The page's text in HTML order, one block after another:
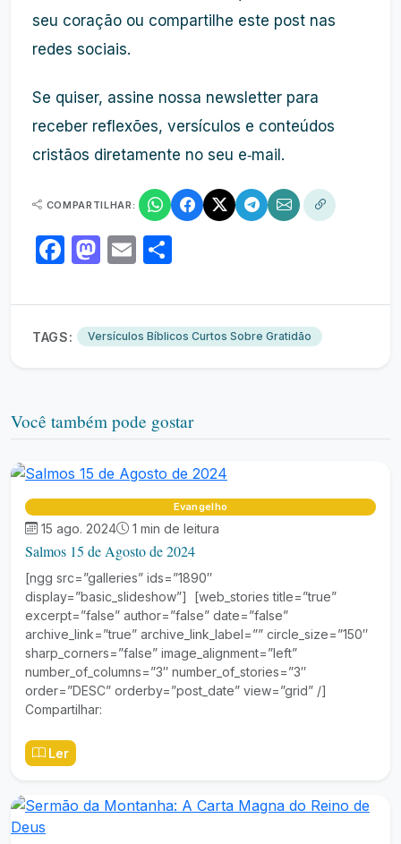
seu coração ou compartilhe este post nas
redes sociais.
Se quiser, assine nossa newsletter para
receber reflexões, versículos e conteúdos
cristãos diretamente no seu e‑mail.
COMPARTILHAR:
Facebook
Mastodon
Email
TAGS: Versículos Bíblicos Curtos Sobre Gratidão
Você também pode gostar
Evangelho
15 ago. 2024 1 min de leitura
Salmos 15 de Agosto de 2024
[ngg src=”galleries” ids=”1890″
display=”basic_slideshow”] [web_stories title=”true”
excerpt=”false” author=”false” date=”false”
archive_link=”true” archive_link_label=”” circle_size=”150″
sharp_corners=”false” image_alignment=”left”
number_of_columns=”3″ number_of_stories=”3″
order=”DESC” orderby=”post_date” view=”grid” /]
Compartilhar:
Ler